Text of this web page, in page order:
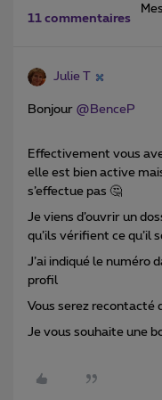
11 commentaires
Julie T
Bonjour @BenceP
Effectivement vous
elle est bien active
s’effectue pas 🤔
Je viens d’ouvrir un
qu’ils vérifient ce qu’il
J’ai indiqué le numéro
profil
Vous serez recontacté
Je vous souhaite une